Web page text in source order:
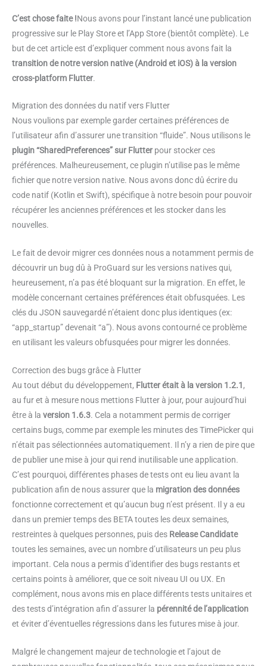
C’est chose faite !Nous avons pour l’instant lancé une publication
progressive sur le Play Store et l’App Store (bientôt complète). Le
but de cet article est d’expliquer comment nous avons fait la
transition de notre version native (Android et iOS) à la version
cross-platform Flutter.
Migration des données du natif vers Flutter
Nous voulions par exemple garder certaines préférences de
l’utilisateur afin d’assurer une transition “fluide”. Nous utilisons le
plugin “SharedPreferences” sur Flutter pour stocker ces
préférences. Malheureusement, ce plugin n’utilise pas le même
fichier que notre version native. Nous avons donc dû écrire du
code natif (Kotlin et Swift), spécifique à notre besoin pour pouvoir
récupérer les anciennes préférences et les stocker dans les
nouvelles.
Le fait de devoir migrer ces données nous a notamment permis de
découvrir un bug dû à ProGuard sur les versions natives qui,
heureusement, n’a pas été bloquant sur la migration. En effet, le
modèle concernant certaines préférences était obfusquées. Les
clés du JSON sauvegardé n’étaient donc plus identiques (ex:
“app_startup” devenait “a”). Nous avons contourné ce problème
en utilisant les valeurs obfusquées pour migrer les données.
Correction des bugs grâce à Flutter
Au tout début du développement, Flutter était à la version 1.2.1,
au fur et à mesure nous mettions Flutter à jour, pour aujourd’hui
être à la version 1.6.3. Cela a notamment permis de corriger
certains bugs, comme par exemple les minutes des TimePicker qui
n’était pas sélectionnées automatiquement. Il n’y a rien de pire que
de publier une mise à jour qui rend inutilisable une application.
C’est pourquoi, différentes phases de tests ont eu lieu avant la
publication afin de nous assurer que la migration des données
fonctionne correctement et qu’aucun bug n’est présent. Il y a eu
dans un premier temps des BETA toutes les deux semaines,
restreintes à quelques personnes, puis des Release Candidate
toutes les semaines, avec un nombre d’utilisateurs un peu plus
important. Cela nous a permis d’identifier des bugs restants et
certains points à améliorer, que ce soit niveau UI ou UX. En
complément, nous avons mis en place différents tests unitaires et
des tests d’intégration afin d’assurer la pérennité de l’application
et éviter d’éventuelles régressions dans les futures mise à jour.
Malgré le changement majeur de technologie et l’ajout de